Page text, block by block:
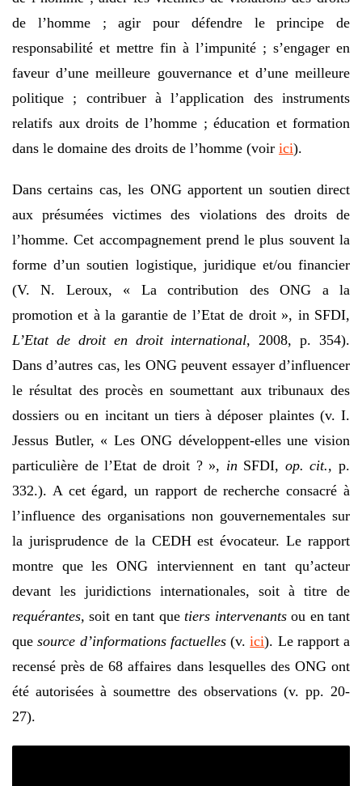
de l’homme ; agir pour défendre le principe de
responsabilité et mettre fin à l’impunité ; s’engager en
faveur d’une meilleure gouvernance et d’une meilleure
politique ; contribuer à l’application des instruments
relatifs aux droits de l’homme ; éducation et formation
dans le domaine des droits de l’homme (voir ici).
Dans certains cas, les ONG apportent un soutien direct
aux présumées victimes des violations des droits de
l’homme. Cet accompagnement prend le plus souvent la
forme d’un soutien logistique, juridique et/ou financier
(V. N. Leroux, « La contribution des ONG a la
promotion et à la garantie de l’Etat de droit », in SFDI,
L’Etat de droit en droit international, 2008, p. 354).
Dans d’autres cas, les ONG peuvent essayer d’influencer
le résultat des procès en soumettant aux tribunaux des
dossiers ou en incitant un tiers à déposer plaintes (v. I.
Jessus Butler, « Les ONG développent-elles une vision
particulière de l’Etat de droit ? », in SFDI, op. cit., p.
332.). A cet égard, un rapport de recherche consacré à
l’influence des organisations non gouvernementales sur
la jurisprudence de la CEDH est évocateur. Le rapport
montre que les ONG interviennent en tant qu’acteur
devant les juridictions internationales, soit à titre de
requérantes, soit en tant quetiers intervenantsou en tant
quesource d’informations factuelles (v.ici). Le rapport a
recensé près de 68 affaires dans lesquelles des ONG ont
été autorisées à soumettre des observations (v. pp. 20-
27).